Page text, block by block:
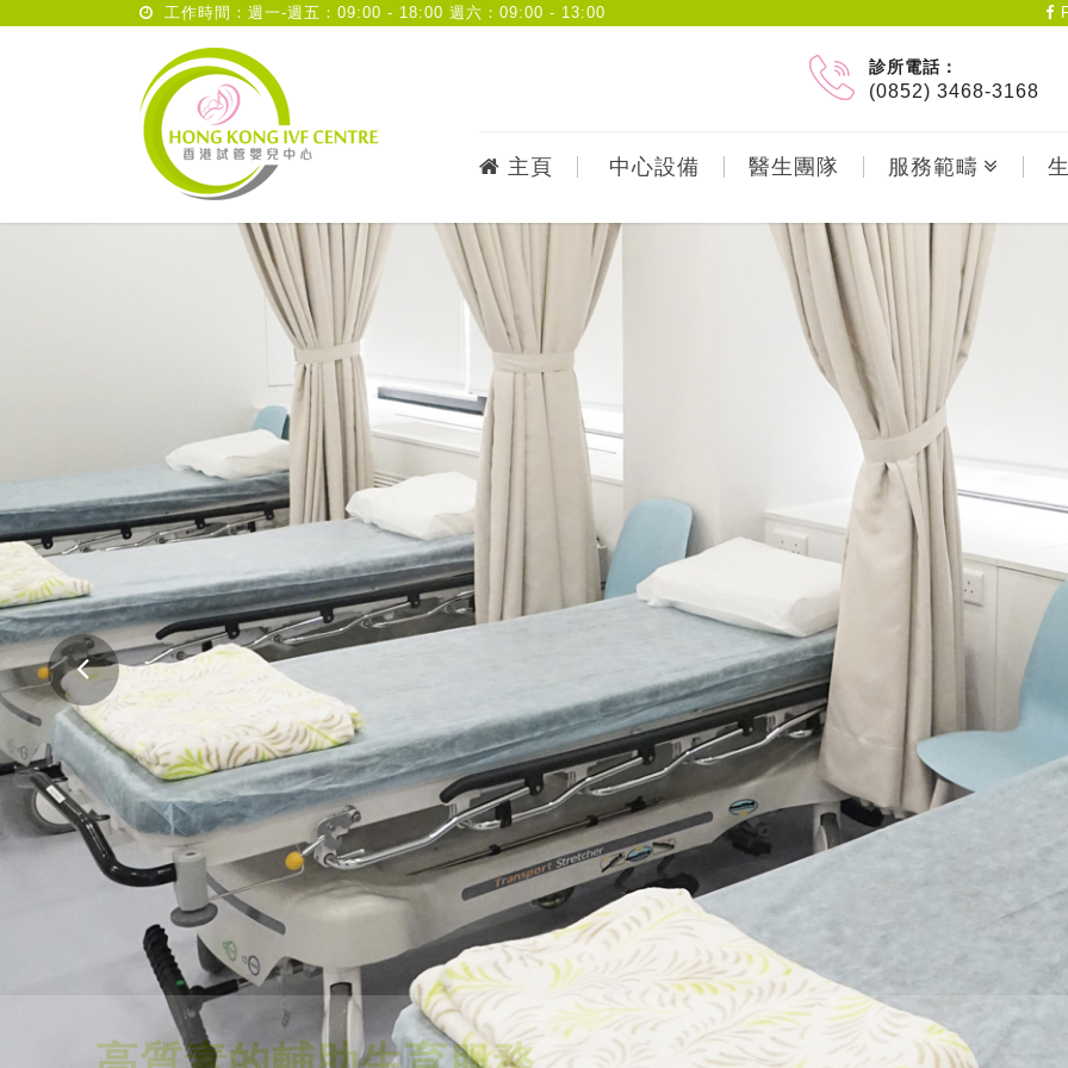
工作時間：週一-週五：09:00 - 18:00 週六：09:00 - 13:00
診所電話：
(0852) 3468-3168
主頁 中心設備 醫生團隊 服務範疇
高質素的輔助生育服務
舒適的環境，專業、可靠及安全的醫療服務，使夫婦們安心地接受專業診斷和治療，提高受孕的機